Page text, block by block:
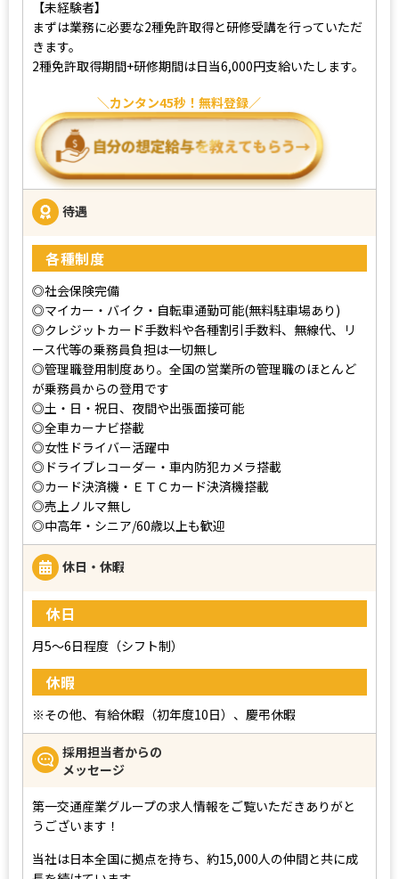
【未経験者】
まずは業務に必要な2種免許取得と研修受講を行っていただ
きます。
2種免許取得期間+研修期間は日当6,000円支給いたします。
カンタン45秒！無料登録
待遇
各種制度
◎社会保険完備
◎マイカー・バイク・自転車通勤可能(無料駐車場あり)
◎クレジットカード手数料や各種割引手数料、無線代、リ
ース代等の乗務員負担は一切無し
◎管理職登用制度あり。全国の営業所の管理職のほとんど
が乗務員からの登用です
◎土・日・祝日、夜間や出張面接可能
◎全車カーナビ搭載
◎女性ドライバー活躍中
◎ドライブレコーダー・車内防犯カメラ搭載
◎カード決済機・ＥＴＣカード決済機搭載
◎売上ノルマ無し
◎中高年・シニア/60歳以上も歓迎
休日・休暇
休日
月5～6日程度（シフト制）
休暇
※その他、有給休暇（初年度10日）、慶弔休暇
採用担当者からの
メッセージ
第一交通産業グループの求人情報をご覧いただきありがと
うございます！
当社は日本全国に拠点を持ち、約15,000人の仲間と共に成